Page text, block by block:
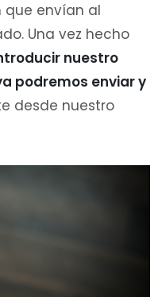
envían al
Una vez hecho
nuestro
podremos enviar y
desde nuestro